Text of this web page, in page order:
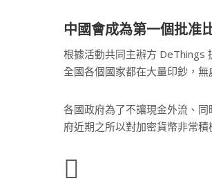
中國會成為第一個批准
根據活動共同主辦方 DeThings
全國各個國家都在大量印鈔，
各國政府為了不讓現金外流、
府近期之所以對加密貨幣非常